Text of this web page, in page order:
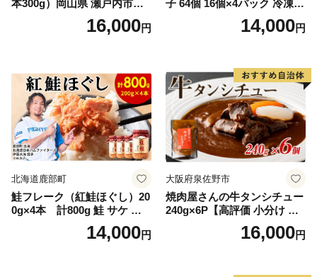
本300g）岡山県 瀬戸内市産
石黒農園 ヨーグルト パン 砂
糖の代わり 香り高い いい香
16,000円
子 64個 16個×4パック 冷凍
中華 点心 B級グルメ ご当地
野菜 おつまみ おかず 簡単調
ー ギフト お取り寄せ 日高市
14,000円
北海道鹿部町
鮭フレーク（紅鮭ほぐし）20
0g×4本 計800g 鮭 サケ 鮭
ほぐし サケフレーク シャケ
フレーク 鮭フレーク14,000円
大阪府泉佐野市
焼肉屋さんの牛タンシチュー
240g×6P【高評価 小分け 惣
菜 牛たん 一人暮らし 冷凍】
16,000円